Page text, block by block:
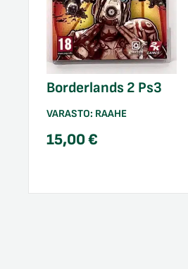
Borderlands 2 Ps3
VARASTO: RAAHE
15,00€